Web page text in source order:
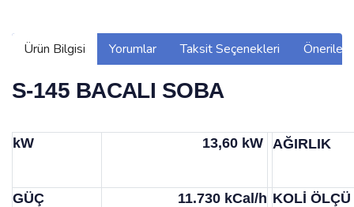
Ürün Bilgisi Yorumlar Taksit Seçenekleri
S-145 BACALI SOBA
kW 13,60 kW AĞIRLIK
GÜÇ 11.730 kCal/h KOLİ ÖLÇÜ